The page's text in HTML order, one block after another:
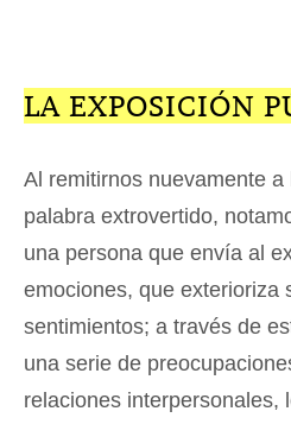
LA EXPOSICIÓN
Al remitirnos nuevamente a
palabra extrovertido,
una persona que envía al
emociones, que exterioriza
sentimientos; a través de
una serie de
relaciones interpersonales,